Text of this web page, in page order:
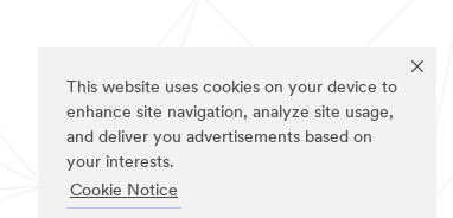
This website uses cookies on your device to
enhance site navigation, analyze site usage,
and deliver you advertisements based on
your interests.
Cookie Notice